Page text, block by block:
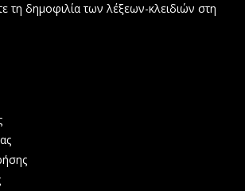
τη δημοφιλία των λέξεων-κλειδιών στη